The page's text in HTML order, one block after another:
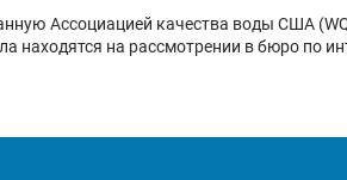
Ассоциацией качества воды США
на рассмотрении в бюро по